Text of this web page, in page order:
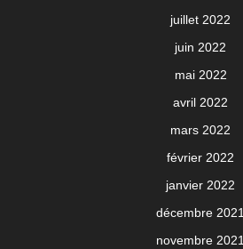
juillet 2022
juin 2022
mai 2022
avril 2022
mars 2022
février 2022
janvier 2022
décembre 2021
novembre 2021